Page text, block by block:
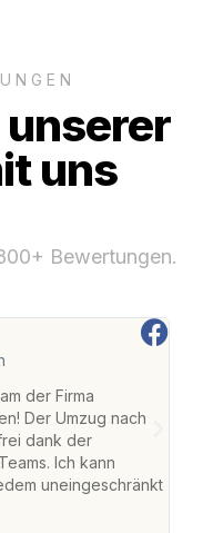
uns
Bewertungen.
der Firma
Der Umzug nach
dank der
Ich kann
uneingeschränkt